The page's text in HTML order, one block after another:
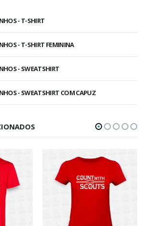
- T-SHIRT
- T-SHIRT FEMININA
- SWEATSHIRT
- SWEATSHIRT COM CAPUZ